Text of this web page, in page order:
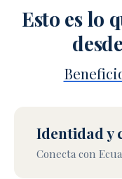
Esto es lo
Identidad y
Conecta con